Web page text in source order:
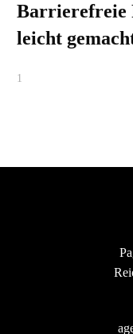
Barrierefreie
leicht
1